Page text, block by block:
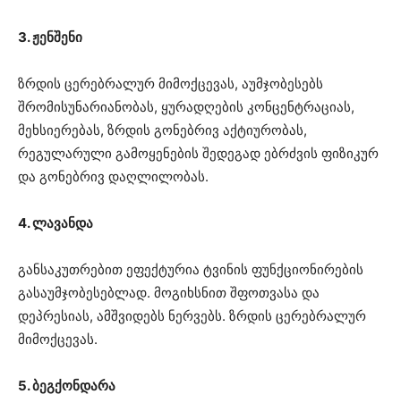
3. ჟენშენი
ზრდის ცერებრალურ მიმოქცევას, აუმჯობესებს
შრომისუნარიანობას, ყურადღების კონცენტრაციას,
მეხსიერებას, ზრდის გონებრივ აქტიურობას,
რეგულარული გამოყენების შედეგად ებრძვის ფიზიკურ
და გონებრივ დაღლილობას.
4. ლავანდა
განსაკუთრებით ეფექტურია ტვინის ფუნქციონირების
გასაუმჯობესებლად. მოგიხსნით შფოთვასა და
დეპრესიას, ამშვიდებს ნერვებს. ზრდის ცერებრალურ
მიმოქცევას.
5. ბეგქონდარა